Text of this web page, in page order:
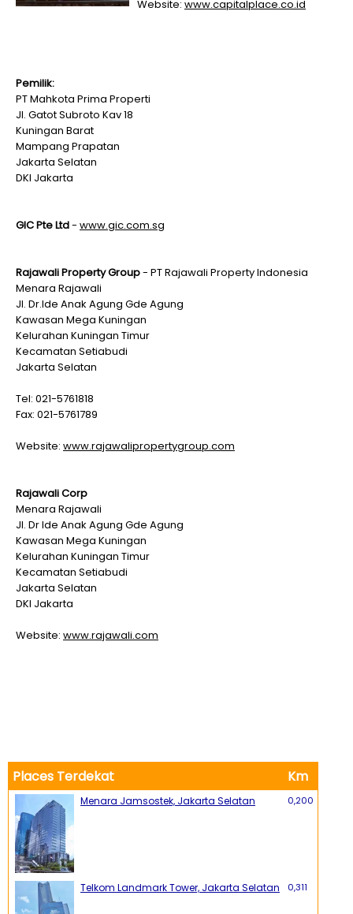
Website: www.capitalplace.co.id
Pemilik:
PT Mahkota Prima Properti
Jl. Gatot Subroto Kav 18
Kuningan Barat
Mampang Prapatan
Jakarta Selatan
DKI Jakarta
GIC Pte Ltd- www.gic.com.sg
Rajawali Property Group- PT Rajawali Property Indonesia
Menara Rajawali
Jl. Dr.Ide Anak Agung Gde Agung
Kawasan Mega Kuningan
Kelurahan Kuningan Timur
Kecamatan Setiabudi
Jakarta Selatan
Tel: 021-5761818
Fax: 021-5761789
Website: www.rajawalipropertygroup.com
Rajawali Corp
Menara Rajawali
Jl. Dr Ide Anak Agung Gde Agung
Kawasan Mega Kuningan
Kelurahan Kuningan Timur
Kecamatan Setiabudi
Jakarta Selatan
DKI Jakarta
Website: www.rajawali.com
Places Terdekat Km
Menara Jamsostek, Jakarta Selatan 0,200
Telkom Landmark Tower, Jakarta Selatan 0,311